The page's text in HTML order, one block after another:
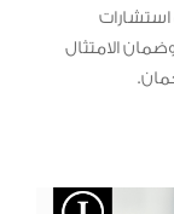
الامتثال